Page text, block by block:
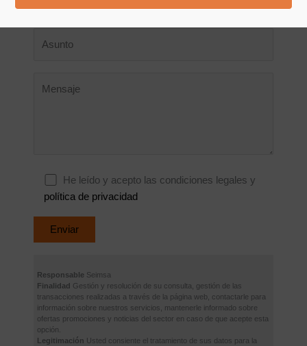
He leído y acepto las condiciones legales y
política de privacidad
Responsable Seimsa
Finalidad Gestión y resolución de su consulta, gestión de las
transacciones realizadas a través de la página web, contactarle para
información sobre nuestros servicios, mantenerle informado sobre
ofertas promociones y noticias del sector en caso de que acepte esta
opción.
Legitimación Usted consiente el tratamiento de sus datos para la